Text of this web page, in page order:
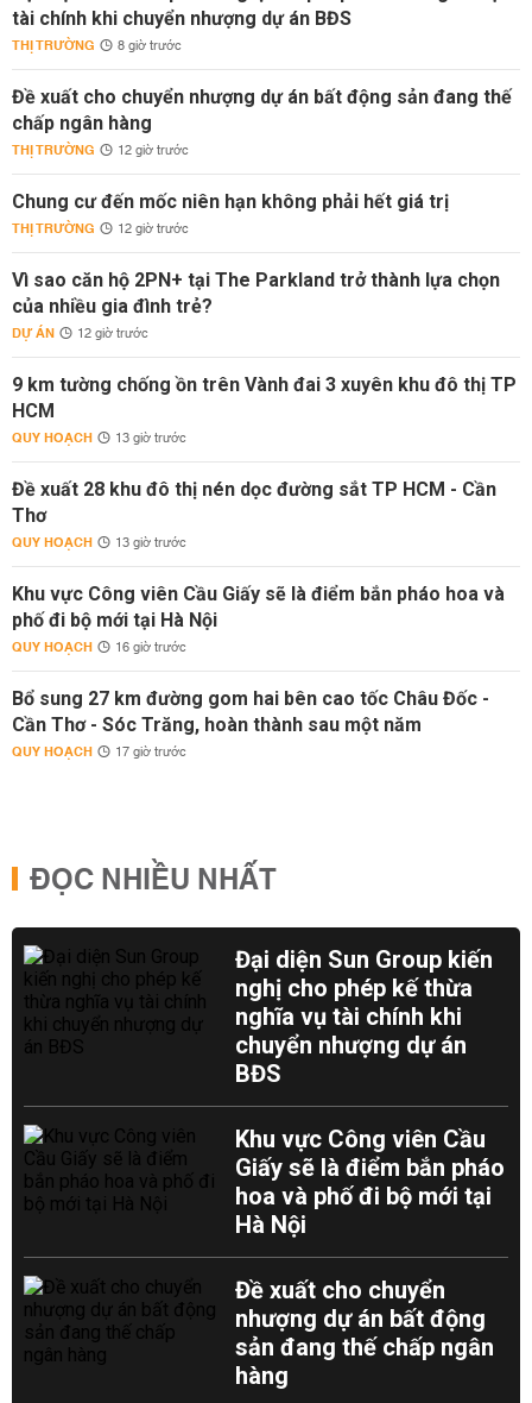
tài chính khi chuyển nhượng dự án BĐS
THỊ TRƯỜNG 8 giờ trước
Đề xuất cho chuyển nhượng dự án bất động sản đang thế
chấp ngân hàng
THỊ TRƯỜNG 12 giờ trước
Chung cư đến mốc niên hạn không phải hết giá trị
THỊ TRƯỜNG 12 giờ trước
Vì sao căn hộ 2PN+ tại The Parkland trở thành lựa chọn
của nhiều gia đình trẻ?
DỰ ÁN 12 giờ trước
9 km tường chống ồn trên Vành đai 3 xuyên khu đô thị TP
HCM
QUY HOẠCH 13 giờ trước
Đề xuất 28 khu đô thị nén dọc đường sắt TP HCM - Cần
Thơ
QUY HOẠCH 13 giờ trước
Khu vực Công viên Cầu Giấy sẽ là điểm bắn pháo hoa và
phố đi bộ mới tại Hà Nội
QUY HOẠCH 16 giờ trước
Bổ sung 27 km đường gom hai bên cao tốc Châu Đốc -
Cần Thơ - Sóc Trăng, hoàn thành sau một năm
QUY HOẠCH 17 giờ trước
ĐỌC NHIỀU NHẤT
Đại diện Sun Group kiến
nghị cho phép kế thừa
nghĩa vụ tài chính khi
chuyển nhượng dự án
BĐS
Khu vực Công viên Cầu
Giấy sẽ là điểm bắn pháo
hoa và phố đi bộ mới tại
Hà Nội
Đề xuất cho chuyển
nhượng dự án bất động
sản đang thế chấp ngân
hàng